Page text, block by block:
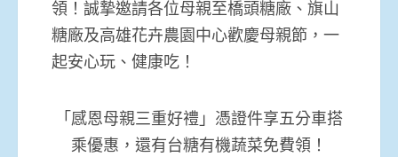
領！誠摯邀請各位母親至橋頭糖廠、旗山
糖廠及高雄花卉農園中心歡慶母親節，一
起安心玩、健康吃！
「感恩母親三重好禮」憑證件享五分車搭
乘優惠，還有台糖有機蔬菜免費領！